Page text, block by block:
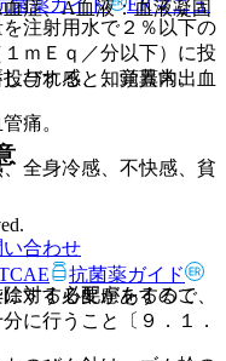
注射用水で２％以下の
ｍＥｑ／分以下）に投
与すると、頭蓋内出血
対する配慮をするこ
症、A血液：血液凝固
びれ感、知覚異常。
痛。
全身冷感、不快感、貧
する必要があるので、
に行うこと〔９．１．
い合わせ
抗菌薬ガイド